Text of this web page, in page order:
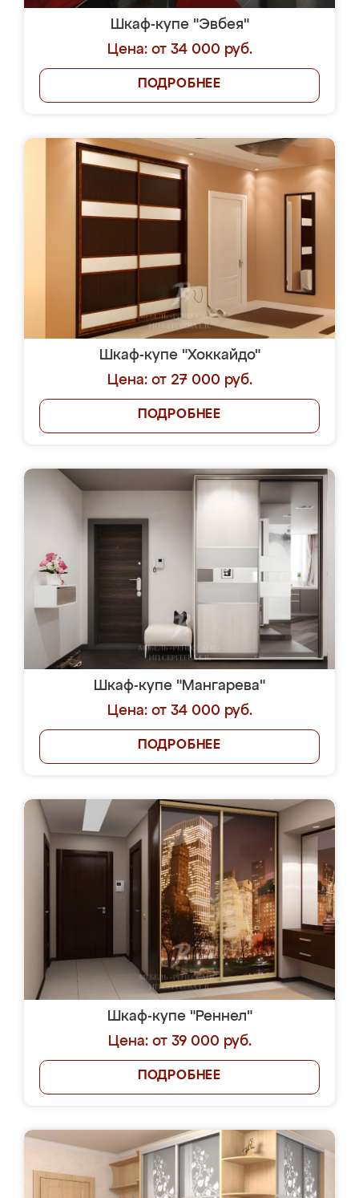
Шкаф-купе "Эвбея"
Цена: от 34 000 руб.
ПОДРОБНЕЕ
Шкаф-купе "Хоккайдо"
Цена: от 27 000 руб.
ПОДРОБНЕЕ
Шкаф-купе "Мангарева"
Цена: от 34 000 руб.
ПОДРОБНЕЕ
Шкаф-купе "Реннел"
Цена: от 39 000 руб.
ПОДРОБНЕЕ